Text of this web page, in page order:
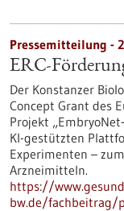
Pressemitteilung -
ERC-
Der Konstanzer
Concept Grant des
Projekt
KI-gestützten
Experimenten –
Arzneimitteln.
https://
bw.de/fachbeitrag/